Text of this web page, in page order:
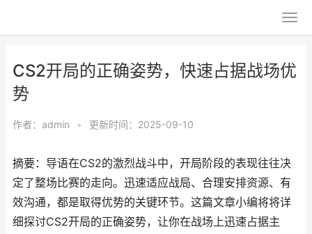
CS2开局的正确姿势，快速占据战场优
势
作者： admin • 更新时间：2025-09-10
摘要：导语在CS2的激烈战斗中，开局阶段的表现往往决
定了整场比赛的走向。迅速适应战局、合理安排资源、有
效沟通，都是取得优势的关键环节。这篇文章小编将将详
细探讨CS2开局的正确姿势，让你在战场上迅速占据主